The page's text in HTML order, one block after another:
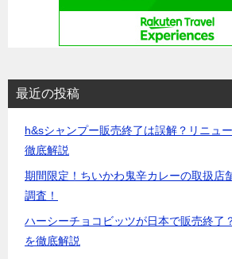
最近の投稿
h&sシャンプー販売終了は誤解？リニュ
徹底解説
期間限定！ちいかわ鬼辛カレーの取扱店
調査！
ハーシーチョコビッツが日本で販売終了
を徹底解説